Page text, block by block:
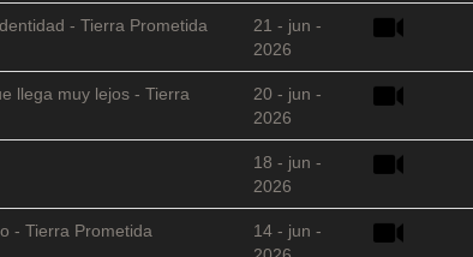
- Tierra Prometida
21 - jun -
2026
llega muy lejos - Tierra
20 - jun -
2026
18 - jun -
2026
- Tierra Prometida
14 - jun -